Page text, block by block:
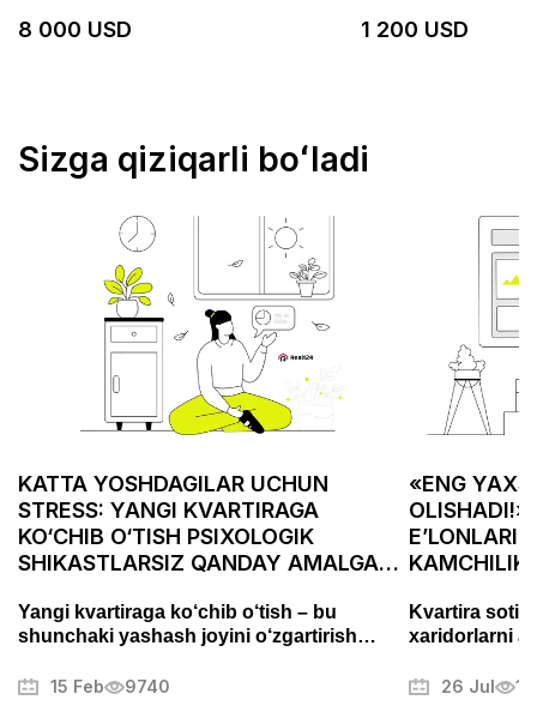
8 000 USD 1 200 USD
Sizga qiziqarli boʻladi
KATTA YOSHDAGILAR UCHUN
STRESS: YANGI KVARTIRAGA
KO‘CHIB O‘TISH PSIXOLOGIK
SHIKASTLARSIZ QANDAY AMALGA
Yangi kvartiraga ko‘chib o‘tish – bu
shunchaki yashash joyini o‘zgartirish
qiladigan muhim bosqichdir. Bu jarayon
15 Feb 9740
«ENG
Kvartira
xaridorlarni
26 Jul